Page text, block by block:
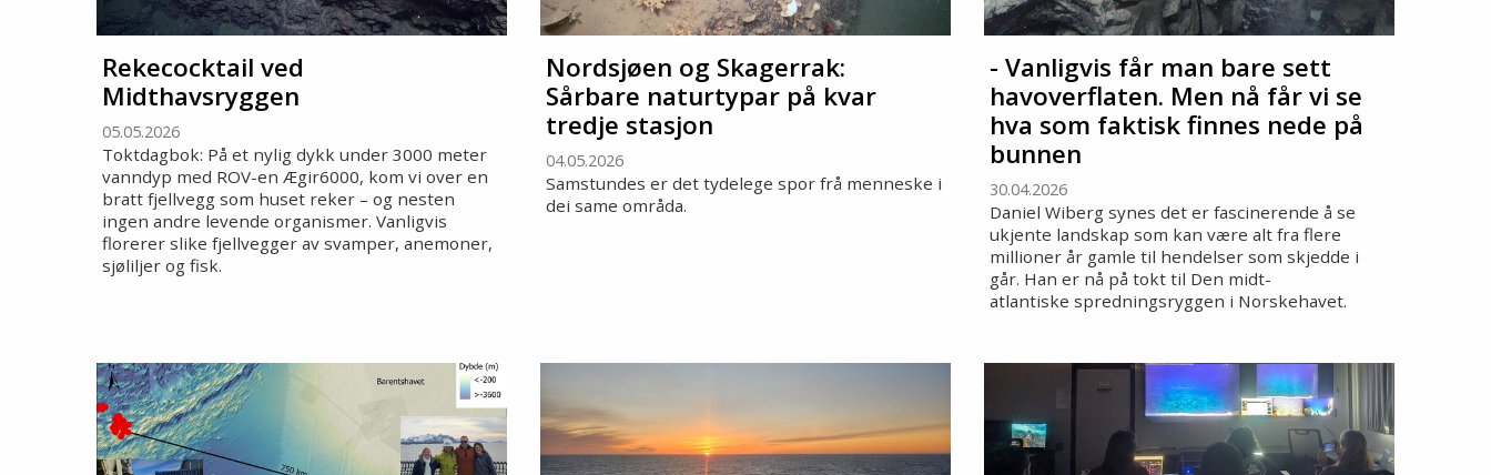
Rekecocktail ved
Midthavsryggen
05.05.2026
Toktdagbok: På et nylig dykk under 3000 meter
vanndyp med ROV-en Ægir6000, kom vi over en
bratt fjellvegg som huset reker – og nesten
ingen andre levende organismer. Vanligvis
florerer slike fjellvegger av svamper, anemoner,
sjøliljer og fisk.
Nordsjøen og Skagerrak:
Sårbare naturtypar på kvar
tredje stasjon
04.05.2026
Samstundes er det tydelege spor frå menneske i
dei same områda.
- Vanligvis får man bare sett
havoverflaten. Men nå får vi se
hva som faktisk finnes nede på
bunnen
30.04.2026
Daniel Wiberg synes det er fascinerende å se
ukjente landskap som kan være alt fra flere
millioner år gamle til hendelser som skjedde i
går. Han er nå på tokt til Den midt-
atlantiske spredningsryggen i Norskehavet.